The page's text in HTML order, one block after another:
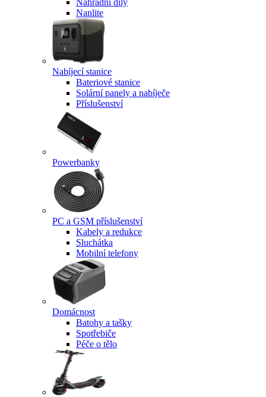
Náhradní díly
Nanlite
Nabíjecí stanice
Bateriové stanice
Solární panely a nabíječe
Příslušenství
Powerbanky
PC a GSM příslušenství
Kabely a redukce
Sluchátka
Mobilní telefony
Domácnost
Batohy a tašky
Spotřebiče
Péče o tělo